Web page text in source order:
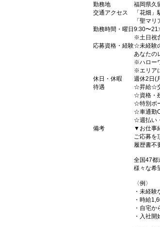
勤務地
福岡県久
交通アクセス
「花畑
「聖マ
勤務時間・曜日 9:30〜
※土日祝
応募資格・経験☆未経験
あなたの
※ハロー
※エリア
休日・休暇
週休2日(
待遇
☆昇給☆
☆資格・
☆特別ボ
☆車通勤
☆週払い
備考
▼お仕事
ご応募を
履歴書不
全国47都
様々な希
〈例〉
・未経
・時給
・自宅
・入社